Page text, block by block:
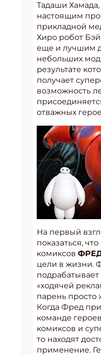
Тадаши
настоящим
прикладной
Хиро робот
еще и лучшим
небольших
результате
получает
возможность
отважных
На первый
показаться,
комиксов
цели в жизни.
«ходячей
парень просто
Когда Фред
команде
комиксов и
то находят
применение.